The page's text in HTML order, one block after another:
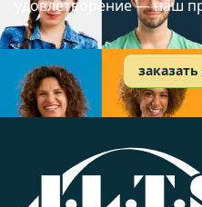
удовлетворение — наш